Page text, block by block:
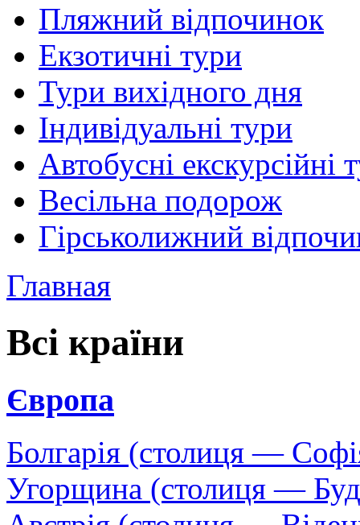
Пляжний відпочинок
Екзотичні тури
Тури вихідного дня
Індивідуальні тури
Автобусні екскурсійні
Весільна подорож
Гірськолижний
Главная
Всі країни
Європа
Болгарія (столиця —
Угорщина (столиця —